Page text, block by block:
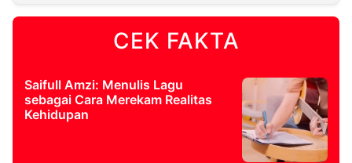
CEK FAKTA
Saifull Amzi: Menulis Lagu
sebagai Cara Merekam Realitas
Kehidupan